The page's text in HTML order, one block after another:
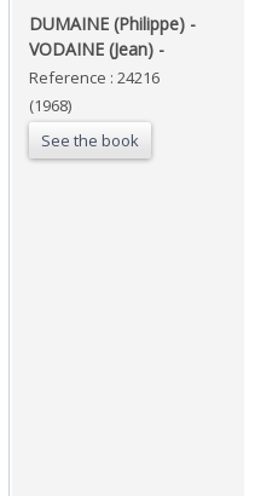
‎DUMAINE (Philippe) -
VODAINE (Jean) -‎
Reference : 24216
(1968)
See the book